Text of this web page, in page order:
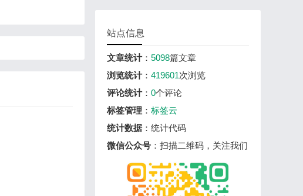
站点信息
文章统计： 5098篇文章
浏览统计： 419601次浏览
评论统计： 0个评论
标签管理 ： 标签云
统计数据 ：统计代码
微信公众号 ：扫描二维码，关注我们